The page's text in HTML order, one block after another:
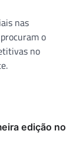
nas
o
no
edição no